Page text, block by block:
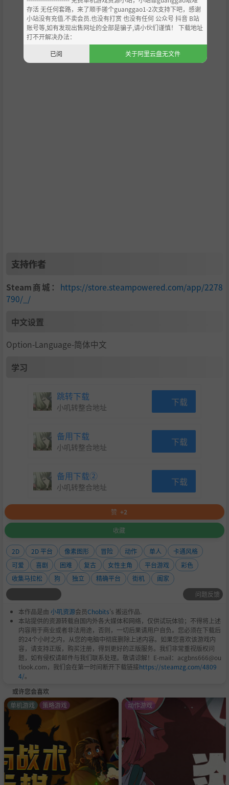
支持作者
Steam商城： https://store.steampowered.com/app/2278
790/_/
中文设置
Option-Language-简体中文
学习
跳转下载
小叽转整合地址 下载
备用下载
小叽转整合地址 下载
备用下载②
小叽转整合地址 下载
赞 +2
收藏
2D 2D 平台 像素图形 冒险 动作 单人
卡通风格
可爱
喜剧 困难 复古 女性主角 平台游戏
彩色
收集马拉松
狗 独立 精确平台 街机
阖家
问题反馈
本作品是由 小叽资源会员Chobits's 搬运作品.
本站提供的资源转载自国内外各大媒体和网络，仅供试玩体验；不得将上述
内容用于商业或者非法用途，否则，一切后果请用户自负。您必须在下载后
的24个小时之内，从您的电脑中彻底删除上述内容。如果您喜欢该游戏内
容，请支持正版，购买注册，得到更好的正版服务。我们非常重视版权问
题，如有侵权请邮件与我们联系处理。敬请谅解！E-mail：acgbns666@ou
tlook.com，我们会在第一时间断开下载链接https://steamzg.com/4809
4/。
或许您会喜欢
单机游戏 策略游戏 动作游戏
存活 无任何套路，来了顺手搓个guanggao1-2次支持下吧，感谢
小站没有充值.不卖会员.也没有打赏 也没有任何 公众号 抖音 B站
账号等,如有发现出售网址的全部是骗子,请小伙们谨慎！ 下载地址
打不开解决办法：
已阅
关于阿里云盘无文件